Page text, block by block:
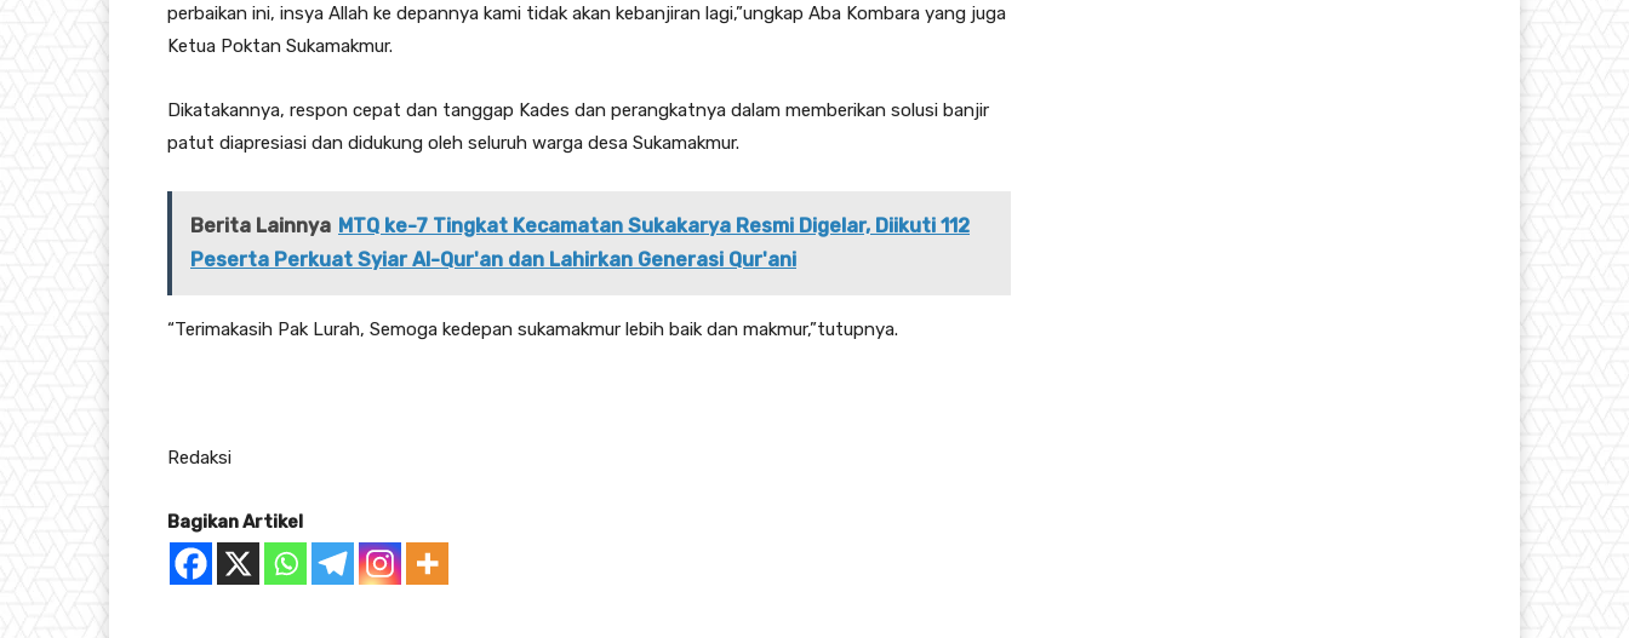
perbaikan ini, insya Allah ke depannya kami tidak akan kebanjiran lagi,”ungkap Aba Kombara yang juga
Ketua Poktan Sukamakmur.
Dikatakannya, respon cepat dan tanggap Kades dan perangkatnya dalam memberikan solusi banjir
patut diapresiasi dan didukung oleh seluruh warga desa Sukamakmur.
Berita Lainnya MTQ ke-7 Tingkat Kecamatan Sukakarya Resmi Digelar, Diikuti 112
Peserta Perkuat Syiar Al-Qur'an dan Lahirkan Generasi Qur'ani
“Terimakasih Pak Lurah, Semoga kedepan sukamakmur lebih baik dan makmur,”tutupnya.
Redaksi
Bagikan Artikel